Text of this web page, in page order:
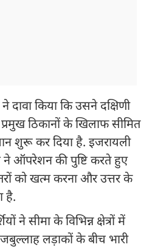
दावा क‍िया क‍ि उसने दक्षिणी
ठिकानों के खिलाफ सीमित
शुरू कर दिया है. इजरायली
ने ऑपरेशन की पुष्टि करते हुए
को खत्म करना और उत्तर के
है.
ने सीमा के विभिन्न क्षेत्रों में
लड़ाकों के बीच भारी